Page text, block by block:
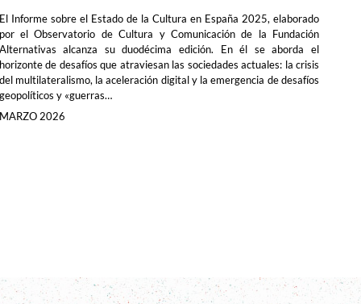
Informe sobre el Estado de la Cultura en España 2025, elaborado
el Observatorio de Cultura y Comunicación de la Fundación
alcanza su duodécima edición. En él se aborda el
de desafíos que atraviesan las sociedades actuales: la crisis
multilateralismo, la aceleración digital y la emergencia de desafíos
y «guerras…
2026